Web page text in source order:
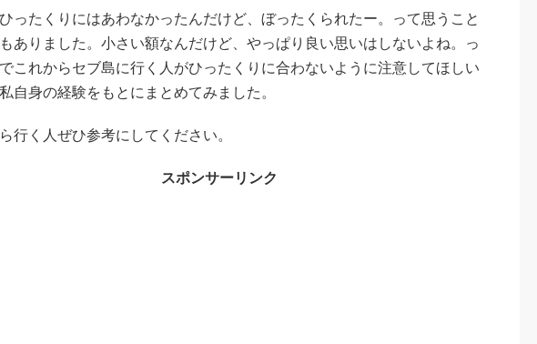
ったくりにはあわなかったんだけど、ぼったくられたー。って思うこと
ありました。小さい額なんだけど、やっぱり良い思いはしないよね。っ
これからセブ島に行く人がひったくりに合わないように注意してほしい
自身の経験をもとにまとめてみました。
行く人ぜひ参考にしてください。
スポンサーリンク